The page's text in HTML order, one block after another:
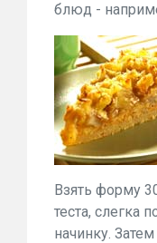
блюд -
Взять форму
теста, слегка
начинку.